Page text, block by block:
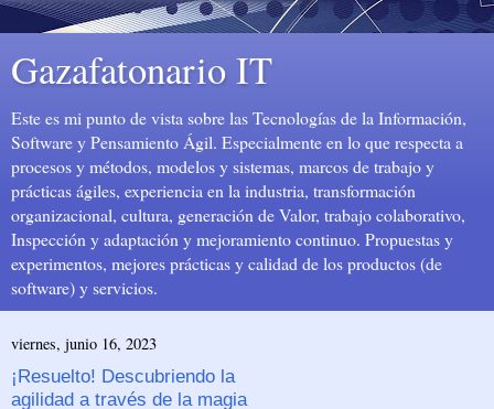
Gazafatonario IT
Este es mi punto de vista sobre las Tecnologías de la Información,
Software y Pensamiento Ágil. Especialmente en lo que respecta a
procesos y métodos, modelos y sistemas, marcos de trabajo y
prácticas ágiles, experiencia en la industria, transformación
organizacional, cultura, generación de Valor, trabajo colaborativo,
Inspección y adaptación y mejoramiento continuo. Propuestas y
experimentos, mejores prácticas y calidad de los productos (de
software) y servicios.
viernes, junio 16, 2023
¡Resuelto! Descubriendo la
agilidad a través de la magia